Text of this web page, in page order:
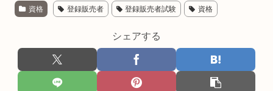
資格 登録販売者 登録販売者試験 資格
シェアする